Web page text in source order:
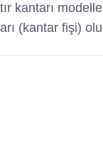
kantarı
(kantar fişi)